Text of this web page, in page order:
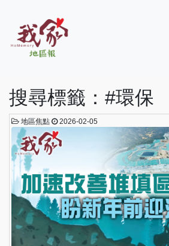
搜尋標籤：#環保
地區焦點 2026-02-05